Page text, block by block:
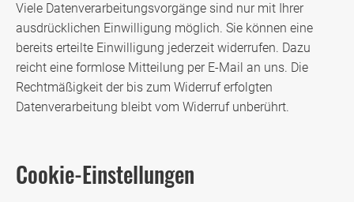
Viele Datenverarbeitungsvorgänge sind nur mit Ihrer
ausdrücklichen Einwilligung möglich. Sie können eine
bereits erteilte Einwilligung jederzeit widerrufen. Dazu
reicht eine formlose Mitteilung per E-Mail an uns. Die
Rechtmäßigkeit der bis zum Widerruf erfolgten
Datenverarbeitung bleibt vom Widerruf unberührt.
Cookie-Einstellungen